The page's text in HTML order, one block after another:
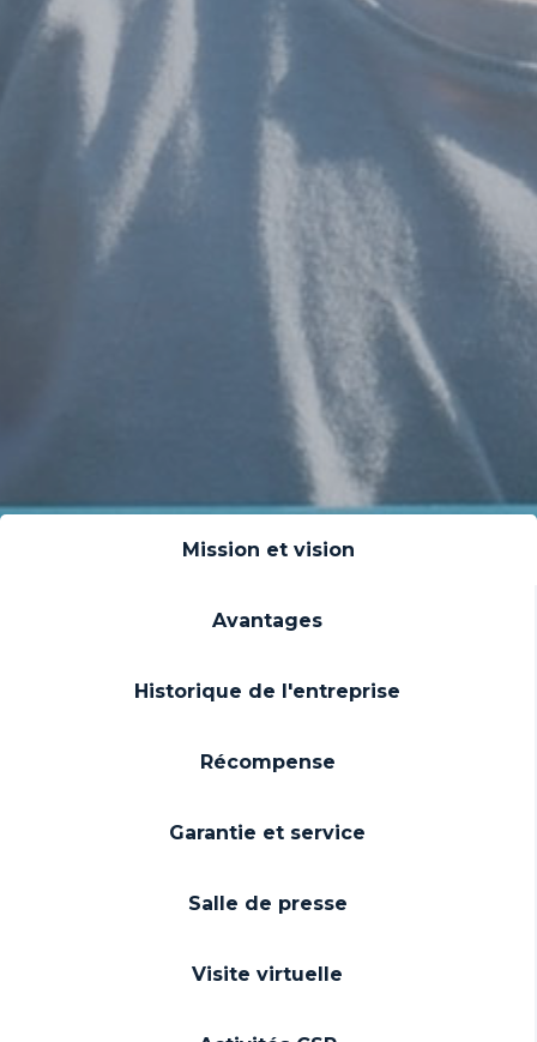
Mission et vision
Avantages
Historique de l'entreprise
Récompense
Garantie et service
Salle de presse
Visite virtuelle